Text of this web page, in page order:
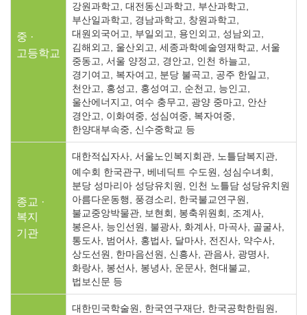
중 ·
고등학교
강원과학고, 대전동신과학고, 부산과학고,
부산일과학고, 경남과학고, 창원과학고,
대원외국어고, 부일외고, 용인외고, 성남외고,
김해외고, 울산외고, 세종과학예술영재학교, 서울
중동고, 서울 양정고, 경안고, 인천 하늘고,
경기여고, 복자여고, 분당 불곡고, 공주 한일고,
천안고, 홍성고, 홍성여고, 순천고, 능인고,
울산에너지고, 여수 충무고, 광양 중마고, 안산
경안고, 이화여중, 성심여중, 복자여중,
한양대부속중, 신수중학교 등
종교 ·
복지
기관
대한적십자사, 서울노인복지회관, 노틀담복지관,
예수회 한국관구, 베네딕트 수도원, 성심수녀회,
분당 성마리아 성당유치원, 인천 노틀담 성당유치원
아름다운동행, 풍경소리, 한국불교연구원,
불교중앙박물관, 보현회, 봉축위원회, 조계사,
봉은사, 능인선원, 불광사, 화계사, 마곡사, 골굴사,
통도사, 범어사, 홍법사, 달마사, 전진사, 약수사,
상도선원, 한마음선원, 신흥사, 관음사, 광명사,
화랑사, 봉선사, 봉녕사, 운문사, 현대불교,
법보신문 등
대한민국학술원, 한국연구재단, 한국공학한림원,